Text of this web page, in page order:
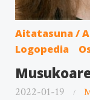
Aitatasuna /
Logopedia
2022-01-19